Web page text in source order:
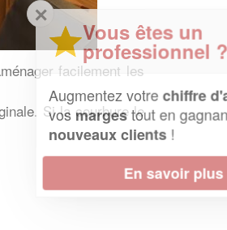
facilement les
Si la courbure le
êtes un
?
votrechiffre d'affaireset
tout en gagnant de
clients!
En savoir plus